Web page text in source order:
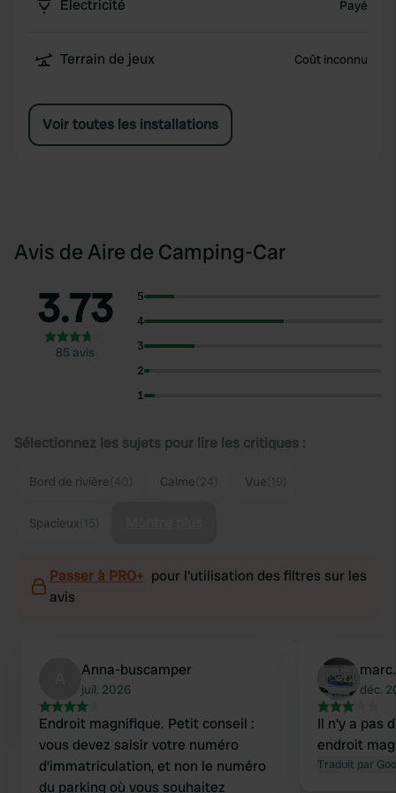
Électricité Payé
Terrain de jeux Coût inconnu
Voir toutes les installations
Avis de Aire de Camping-Car
3.73
85 avis
5
4
3
2
1
Sélectionnez les sujets pour lire les critiques :
Bord de rivière Calme Vue
Spacieux
Passer à PRO+ pour l'utilisation des filtres sur les
avis
Anna-buscamper
juil. 2026
Endroit magnifique. Petit conseil :
vous devez saisir votre numéro
d’immatriculation, et non le numéro
du parking où vous souhaitez
déc.
Il n'y a pas
endroit
Traduit par